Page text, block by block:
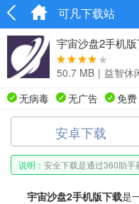
可凡下载站
宇宙沙盘2手机
50.7 MB | 益智休
无病毒
无广告 免费
安卓下载
说明： 安全下载是通过360助手
宇宙沙盘2手机版下载是